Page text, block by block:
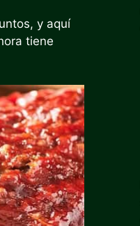
y aquí
tiene